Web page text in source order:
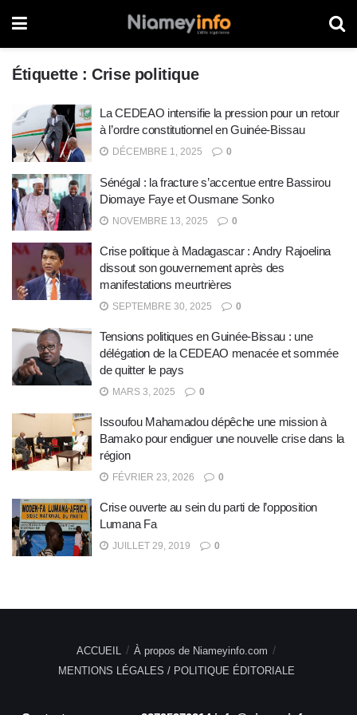
Étiquette :Crise politique
La CEDEAO intensifie la pression pour un retour
à l’ordre constitutionnel en Guinée-Bissau
DÉCEMBRE 1, 2025 0
Sénégal : la fracture s’accentue entre Bassirou
Diomaye Faye et Ousmane Sonko
NOVEMBRE 13, 2025 0
Crise politique à Madagascar : Andry Rajoelina
dissout son gouvernement après des
manifestations meurtrières
SEPTEMBRE 30, 2025 0
Tensions politiques en Guinée-Bissau : une
délégation de la CEDEAO menacée et sommée
de quitter le pays
MARS 3, 2025 0
Issoufou Mahamadou dépêche une mission à
Bamako pour endiguer une nouvelle crise dans la
région
FÉVRIER 23, 2026 0
Crise ouverte au sein du parti de l’opposition
Lumana Fa
JUILLET 29, 2019 0
ACCUEIL
À propos de Niameyinfo.com
MENTIONS LÉGALES / POLITIQUE ÉDITORIALE